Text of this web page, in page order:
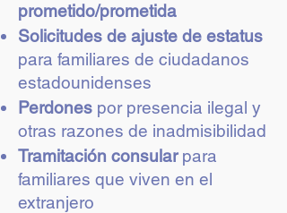
prometido/prometida
Solicitudes de ajuste de estatus
para familiares de ciudadanos
estadounidenses
Perdones por presencia ilegal y
otras razones de inadmisibilidad
Tramitación consularpara
familiares que viven en el
extranjero